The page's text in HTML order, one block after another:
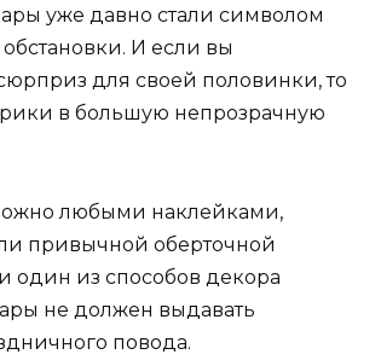
уже давно стали символом
И если вы
для своей половинки, то
в большую непрозрачную
любыми наклейками,
привычной оберточной
один из способов декора
не должен выдавать
повода.